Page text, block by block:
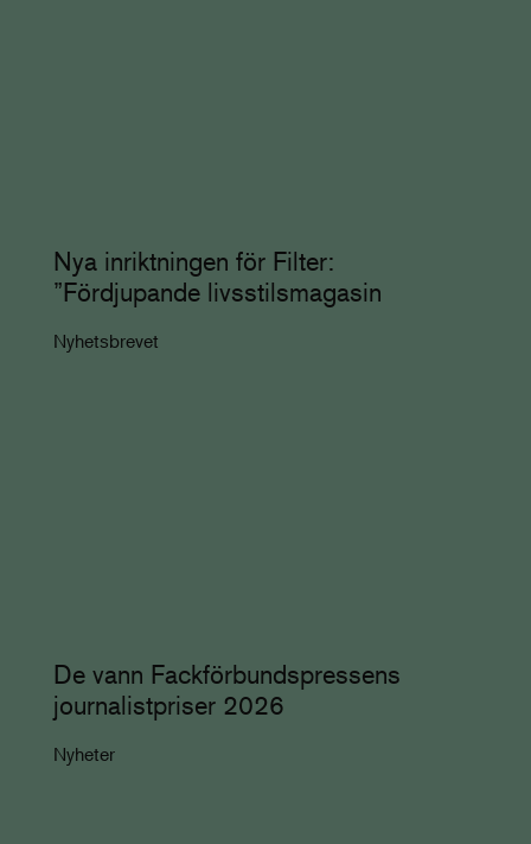
Nya inriktningen för Filter:
”Fördjupande livsstilsmagasin
Nyhetsbrevet
De vann Fackförbundspressens
journalistpriser 2026
Nyheter